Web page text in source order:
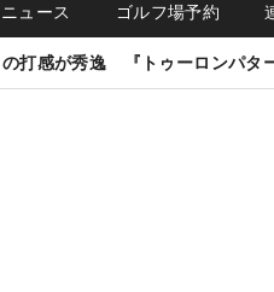
ュース ゴルフ場予約
打感が秀逸 『トゥーロンパター